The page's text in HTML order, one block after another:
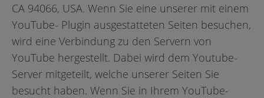
CA 94066, USA. Wenn Sie eine unserer mit einem
YouTube- Plugin ausgestatteten Seiten besuchen,
wird eine Verbindung zu den Servern von
YouTube hergestellt. Dabei wird dem Youtube-
Server mitgeteilt, welche unserer Seiten Sie
besucht haben. Wenn Sie in Ihrem YouTube-